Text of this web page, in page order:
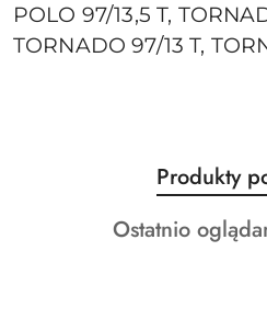
POLO 97/13,5 T,
TORNADO 97/13 T,
Pomiń karuzelęProdukty
o
statusie:
Produkty
Produkty
Ostatnio